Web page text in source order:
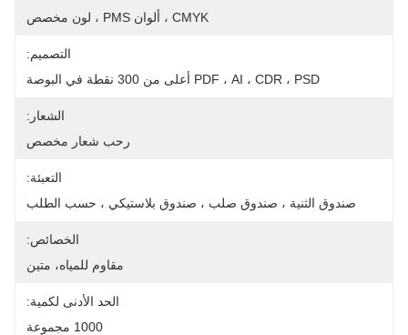
CMYK ، ألوان PMS ، لون مخصص
التصميم:
PDF ، AI ، CDR ، PSD أعلى من 300 نقطة في البوصة
الشعار:
رحب شعار مخصص
التعبئة:
صندوق الثنية ، صندوق صلب ، صندوق بلاستيكي ، حسب الطلب
الخصائص:
مقاوم للمياه، متين
الحد الأدنى لكمية:
1000 مجموعة